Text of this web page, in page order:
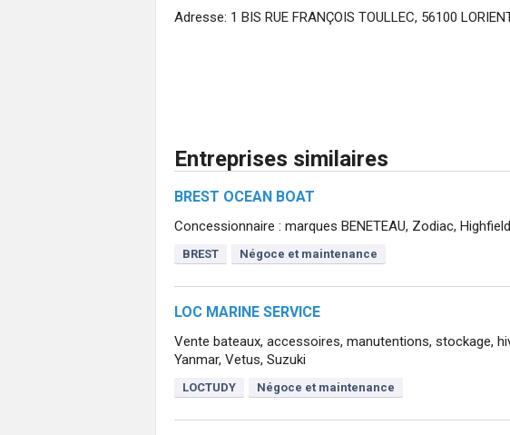
Adresse: 1 BIS RUE FRANÇOIS TOULLEC, 56100
Entreprises similaires
BREST OCEAN BOAT
Concessionnaire : marques BENETEAU, Zodiac,
BREST Négoce et maintenance
LOC MARINE SERVICE
Vente bateaux, accessoires, manutentions, stockage,
Yanmar, Vetus, Suzuki
LOCTUDY Négoce et maintenance